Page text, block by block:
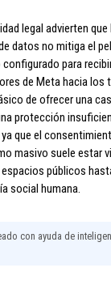
legal advierten
datos no mitiga el
para
de Meta hacia los
de ofrecer una
protección
que el
masivo suele estar
públicos
social humana.
con ayuda de